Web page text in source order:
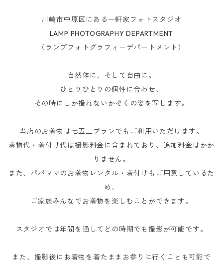
川崎市中原区にある一軒家フォトスタジオ
LAMP PHOTOGRAPHY DEPARTMENT
（ランプフォトグラフィーデパートメント）
自然体に、そして自由に。
ひとりひとりの個性に合わせ、
その時にしか撮れないかぞくの姿を写します。
当店のお着物は七五三プランでもご利用いただけます。
着物代・着付け代は撮影料金に含まれており、追加料金はかか
りません。
また、パパママのお着物レンタル・着付けもご用意しているた
め、
ご家族みんなでお着物を楽しむことができます。
スタジオでは年間を通してどの時期でも撮影が可能です。
また、撮影後にお着物を着たままお参りに行くことも可能で